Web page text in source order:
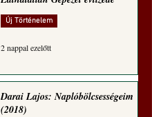
Új Történelem
2 nappal ezelőtt
Darai Lajos: Naplóbölcsességeim
(2018)